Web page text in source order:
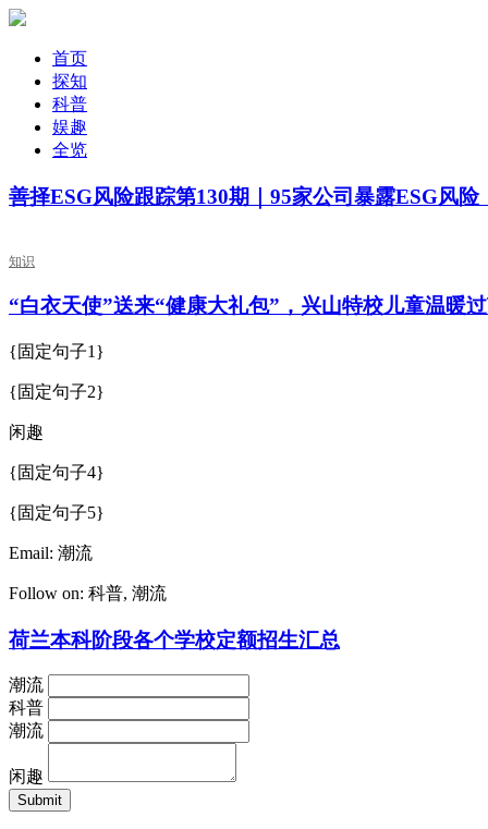
首页
探知
科普
娱趣
全览
善择ESG风险跟踪第130期｜95家公司暴露ESG风
知识
“白衣天使”送来“健康大礼包”，兴山特校儿童温暖
{固定句子1}
{固定句子2}
闲趣
{固定句子4}
{固定句子5}
Email: 潮流
Follow on: 科普, 潮流
荷兰本科阶段各个学校定额招生汇总
潮流
科普
潮流
闲趣